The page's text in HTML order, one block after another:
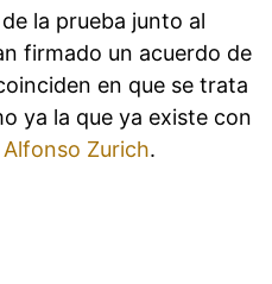
la prueba junto al
firmado un acuerdo de
en que se trata
ya la que ya existe con
Zurich.